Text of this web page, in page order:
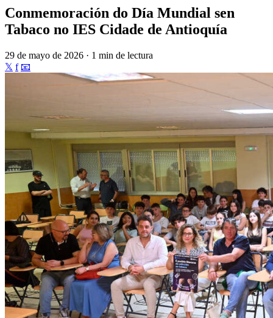
Conmemoración do Día Mundial sen
Tabaco no IES Cidade de Antioquía
29 de mayo de 2026 · 1 min de lectura
𝕏 f 📧